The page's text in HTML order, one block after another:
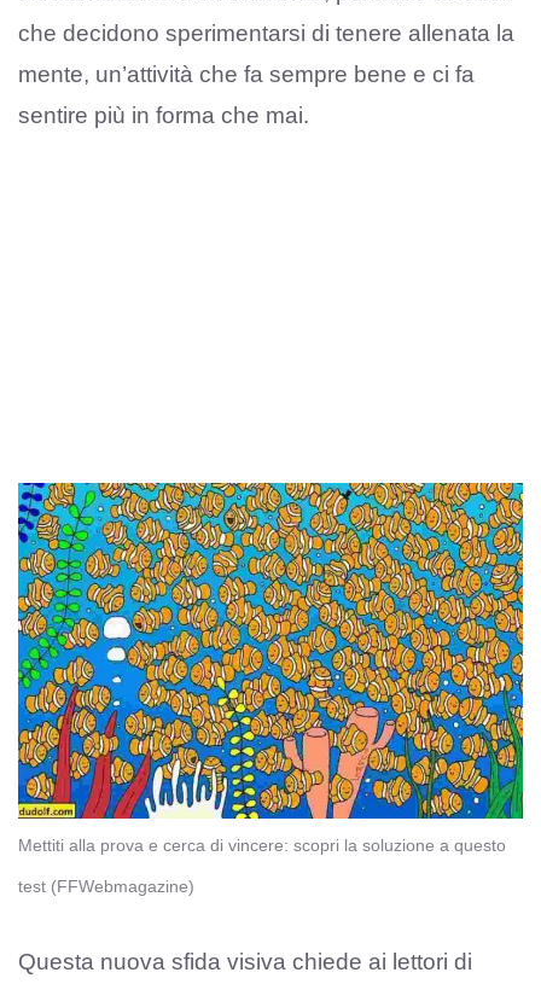
che decidono sperimentarsi di tenere allenata la
mente, un’attività che fa sempre bene e ci fa
sentire più in forma che mai.
Mettiti alla prova e cerca di vincere: scopri la soluzione a questo
test (FFWebmagazine)
Questa nuova sfida visiva chiede ai lettori di